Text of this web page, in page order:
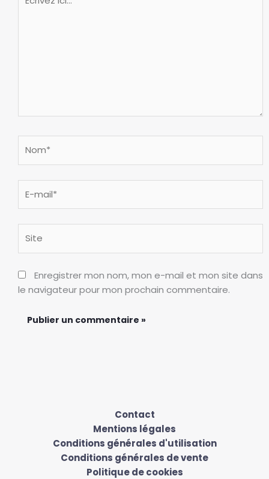
ici…
mail*
Enregistrer mon nom, mon e-mail et mon site dans
le navigateur pour mon prochain commentaire.
Contact
Mentions légales
Conditions générales d'utilisation
Conditions générales de vente
Politique de cookies